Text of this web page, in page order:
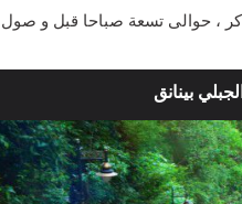
، حوالى تسعة صباحا قبل و صول
بينانق